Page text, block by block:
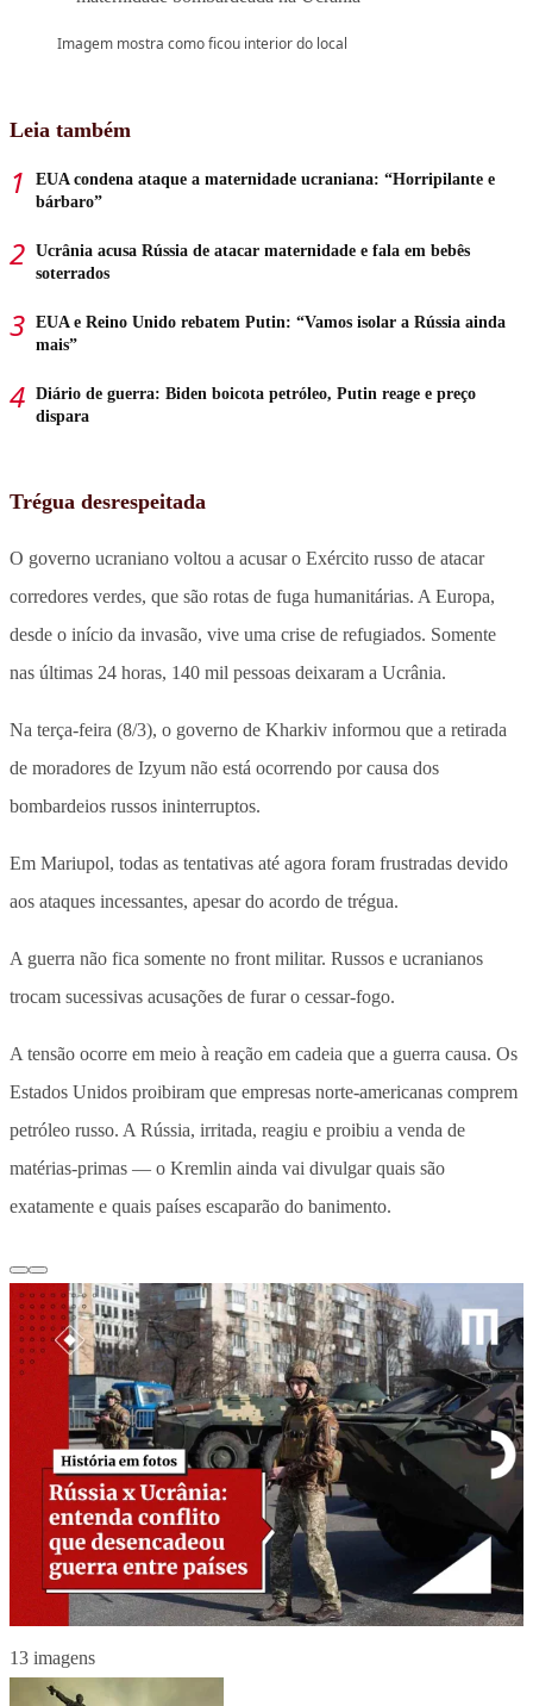
Imagem mostra como ficou interior do local
Leia também
EUA condena ataque a maternidade ucraniana: “Horripilante e
bárbaro”
Ucrânia acusa Rússia de atacar maternidade e fala em bebês
soterrados
EUA e Reino Unido rebatem Putin: “Vamos isolar a Rússia ainda
mais”
Diário de guerra: Biden boicota petróleo, Putin reage e preço
dispara
Trégua desrespeitada
O governo ucraniano voltou a acusar o Exército russo de atacar
corredores verdes, que são rotas de fuga humanitárias. A Europa,
desde o início da invasão, vive uma crise de refugiados. Somente
nas últimas 24 horas, 140 mil pessoas deixaram a Ucrânia.
Na terça-feira (8/3), o governo de Kharkiv informou que a retirada
de moradores de Izyum não está ocorrendo por causa dos
bombardeios russos ininterruptos.
Em Mariupol, todas as tentativas até agora foram frustradas devido
aos ataques incessantes, apesar do acordo de trégua.
A guerra não fica somente no front militar. Russos e ucranianos
trocam sucessivas acusações de furar o cessar-fogo.
A tensão ocorre em meio à reação em cadeia que a guerra causa. Os
Estados Unidos proibiram que empresas norte-americanas comprem
petróleo russo. A Rússia, irritada, reagiu e proibiu a venda de
matérias-primas — o Kremlin ainda vai divulgar quais são
exatamente e quais países escaparão do banimento.
13 imagens